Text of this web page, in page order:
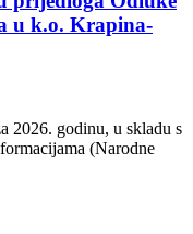
u k.o. Krapina-
2026. godinu, u skladu s
(Narodne